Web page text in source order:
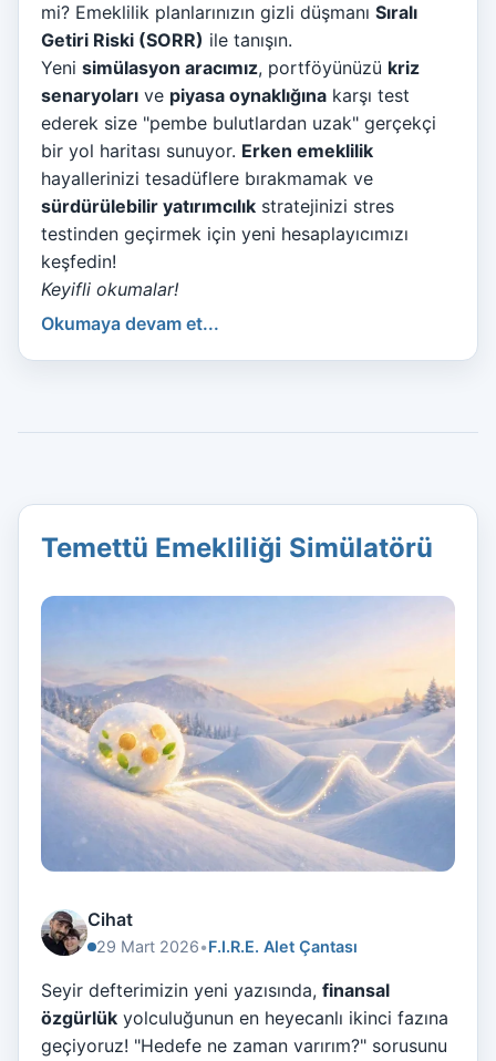
mi? Emeklilik planlarınızın gizli düşmanı Sıralı
Getiri Riski (SORR) ile tanışın.
Yeni simülasyon aracımız, portföyünüzü kriz
senaryoları ve piyasa oynaklığına karşı test
ederek size "pembe bulutlardan uzak" gerçekçi
bir yol haritası sunuyor. Erken emeklilik
hayallerinizi tesadüflere bırakmamak ve
sürdürülebilir yatırımcılık stratejinizi stres
testinden geçirmek için yeni hesaplayıcımızı
keşfedin!
Keyifli okumalar!
Okumaya devam et...
Temettü Emekliliği Simülatörü
Cihat
29 Mart 2026•F.I.R.E. Alet Çantası
Seyir defterimizin yeni yazısında, finansal
özgürlük yolculuğunun en heyecanlı ikinci fazına
geçiyoruz! "Hedefe ne zaman varırım?" sorusunu